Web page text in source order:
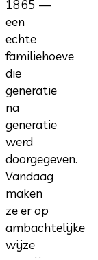
1865 —
een
echte
familiehoeve
die
generatie
na
generatie
werd
doorgegeven.
Vandaag
maken
ze er op
ambachtelijke
wijze